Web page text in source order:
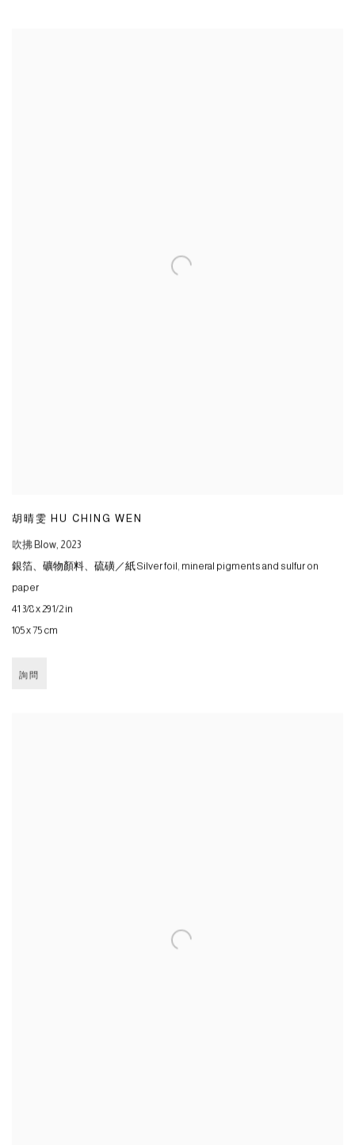
胡晴雯 HU CHING WEN
吹拂 Blow, 2023
銀箔、礦物顏料、硫磺／紙 Silver foil, mineral pigments and sulfur on
paper
41 3/8 x 29 1/2 in
105 x 75 cm
詢問